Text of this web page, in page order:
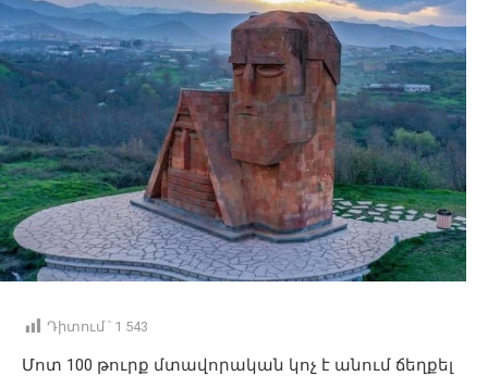
Դիտում ՝ 1 543
Մոտ 100 թուրք մտավորական կոչ է անում ճեղքել